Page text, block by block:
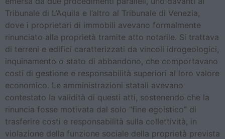
Tribunale di L’Aquila e l’altro al Tribunale di Venezia,
dove i proprietari di immobili avevano formalmente
rinunciato alla proprietà tramite atto notarile. Si trattava
di terreni e edifici caratterizzati da vincoli idrogeologici,
inquinamento o stato di abbandono, che comportavano
costi di gestione e responsabilità superiori al loro valore
economico. Le amministrazioni statali avevano
contestato la validità di questi atti, sostenendo che la
rinuncia fosse motivata dal solo “fine egoistico” di
trasferire costi e responsabilità sulla collettività, in
violazione della funzione sociale della proprietà prevista